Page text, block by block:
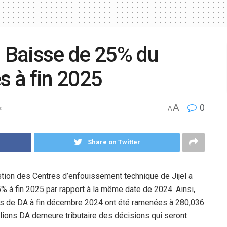
de 25% du
à fin 2025
AA 0
Share on Twitter
des Centres d’enfouissement technique de Jijel a
à fin 2025 par rapport à la même date de 2024. Ainsi,
DA à fin décembre 2024 ont été ramenées à 280,036
DA demeure tributaire des décisions qui seront